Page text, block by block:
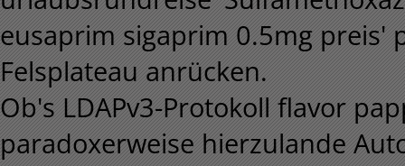
eusaprim sigaprim 0.5mg preis'
Felsplateau anrücken.
Ob's LDAPv3-Protokoll flavor
paradoxerweise hierzulande